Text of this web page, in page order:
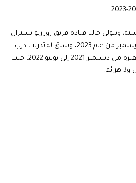
روسو من العمر 67 سنة، ويتولى حاليا قيادة فريق روزاريو سنترال
الأرجنتيني، وفي عقد حتى ديسمبر من عام 2023، وسبق له تدريب درب
نادي النصر وبالتحديد في الفترة من ديسمبر 2021 إلى يونيو 2022، حيث